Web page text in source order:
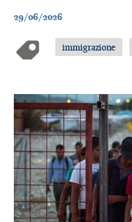
29/06/2026
immigrazione